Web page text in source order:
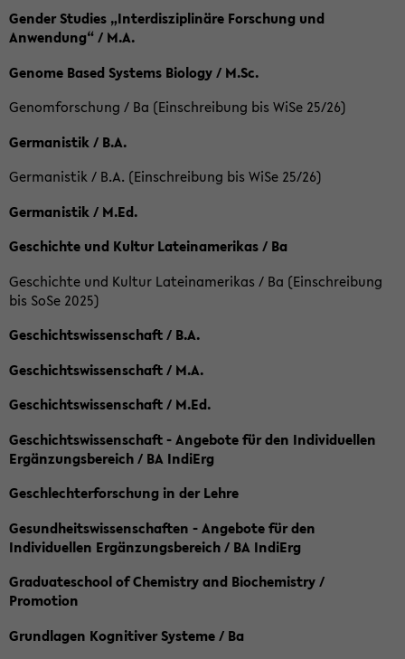
Gender Studies „Interdisziplinäre Forschung und
Anwendung“ / M.A.
Genome Based Systems Biology / M.Sc.
Genomforschung / Ba (Einschreibung bis WiSe 25/26)
Germanistik / B.A.
Germanistik / B.A. (Einschreibung bis WiSe 25/26)
Germanistik / M.Ed.
Geschichte und Kultur Lateinamerikas / Ba
Geschichte und Kultur Lateinamerikas / Ba (Einschreibung
bis SoSe 2025)
Geschichtswissenschaft / B.A.
Geschichtswissenschaft / M.A.
Geschichtswissenschaft / M.Ed.
Geschichtswissenschaft - Angebote für den Individuellen
Ergänzungsbereich / BA IndiErg
Geschlechterforschung in der Lehre
Gesundheitswissenschaften - Angebote für den
Individuellen Ergänzungsbereich / BA IndiErg
Graduateschool of Chemistry and Biochemistry /
Promotion
Grundlagen Kognitiver Systeme / Ba